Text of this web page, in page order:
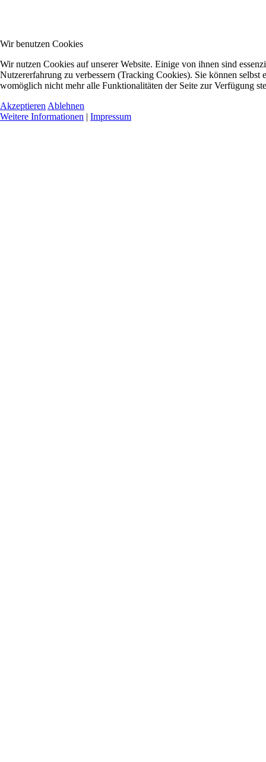
Wir benutzen Cookies
Wir nutzen Cookies auf unserer Website. Einige von ihnen sind
Nutzererfahrung zu verbessern (Tracking Cookies). Sie können
womöglich nicht mehr alle Funktionalitäten der Seite zur Verfügung
Akzeptieren Ablehnen
Weitere Informationen | Impressum